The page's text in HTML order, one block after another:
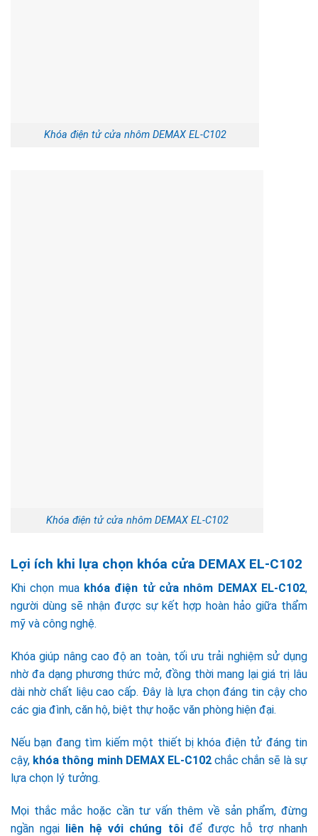
Khóa điện tử cửa nhôm DEMAX EL-C102
Khóa điện tử cửa nhôm DEMAX EL-C102
Lợi ích khi lựa chọn khóa cửa DEMAX EL-C102
Khi chọn mua khóa điện tử cửa nhôm DEMAX EL-C102,
người dùng sẽ nhận được sự kết hợp hoàn hảo giữa thẩm
mỹ và công nghệ.
Khóa giúp nâng cao độ an toàn, tối ưu trải nghiệm sử dụng
nhờ đa dạng phương thức mở, đồng thời mang lại giá trị lâu
dài nhờ chất liệu cao cấp. Đây là lựa chọn đáng tin cậy cho
các gia đình, căn hộ, biệt thự hoặc văn phòng hiện đại.
Nếu bạn đang tìm kiếm một thiết bị khóa điện tử đáng tin
cậy, khóa thông minh DEMAX EL-C102 chắc chắn sẽ là sự
lựa chọn lý tưởng.
Mọi thắc mắc hoặc cần tư vấn thêm về sản phẩm, đừng
ngần ngại liên hệ với chúng tôiđể được hỗ trợ nhanh